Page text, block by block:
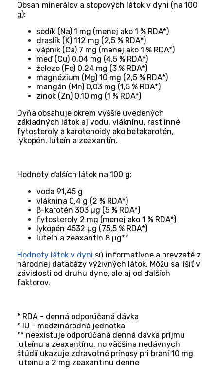
Obsah minerálov a stopových látok v dyni (na 100
g):
sodík (Na) 1 mg (menej ako 1 % RDA*)
draslík (K) 112 mg (2,5 % RDA*)
vápnik (Ca) 7 mg (menej ako 1 % RDA*)
meď (Cu) 0,04 mg (4,5 % RDA*)
železo (Fe) 0,24 mg (3 % RDA*)
magnézium (Mg) 10 mg (2,5 % RDA*)
mangán (Mn) 0,03 mg (1,5 % RDA*)
zinok (Zn) 0,10 mg (1 % RDA*)
Dyňa obsahuje okrem vyššie uvedených
základných látok aj vodu, vlákninu, rastlinné
fytosteroly a karotenoidy ako betakarotén,
lykopén, luteín a zeaxantín.
Hodnoty ďalších látok na 100 g:
voda 91,45 g
vláknina 0,4 g (2 % RDA*)
β-karotén 303 µg (5 % RDA*)
fytosteroly 2 mg (menej ako 1 % RDA*)
lykopén 4532 µg (75,5 % RDA*)
luteín a zeaxantín 8 µg**
Hodnoty látok v dyni sú informatívne a prevzaté z
národnej databázy výživných látok. Môžu sa líšiť v
závislosti od druhu dyne, ale aj od ďalších
faktorov.
* RDA - denná odporúčaná dávka
* IU - medzinárodná jednotka
** neexistuje odporúčaná denná dávka príjmu
luteínu a zeaxantínu, no väčšina nedávnych
štúdií ukazuje zdravotné prínosy pri braní 10 mg
luteínu a 2 mg zeaxantínu denne